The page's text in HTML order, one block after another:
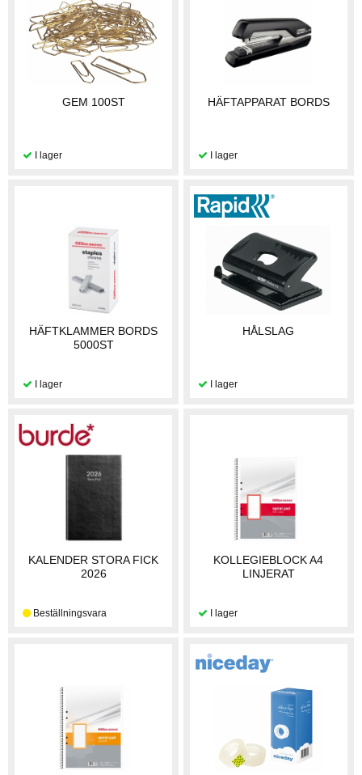
GEM 100ST HÄFTAPPARAT BORDS
HÄFTKLAMMER BORDS
5000ST
HÅLSLAG
KALENDER STORA FICK
2026
KOLLEGIEBLOCK A4
LINJERAT